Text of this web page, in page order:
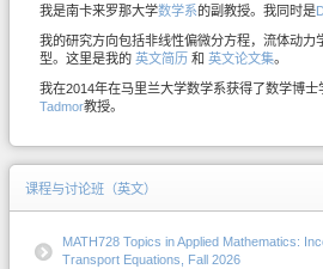
教学
相册
博客
我是南卡来罗那大学数学系的副教授。我同时是
我的研究方向包括非线性偏微分方程，流体动力
型。这里是我的 英文简历 和 英文论文集。
我在2014年在马里兰大学数学系获得了数学博
Tadmor教授。
课程与讨论班（英文）
MATH728 Topics in Applied Mathematics:
Transport Equations, Fall 2026